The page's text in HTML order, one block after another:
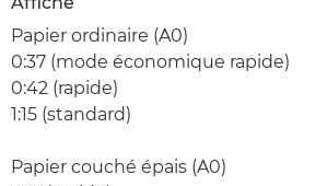
Papier ordinaire (A0)
0:37 (mode économique rapide)
0:42 (rapide)
1:15 (standard)
Papier couché épais (A0)